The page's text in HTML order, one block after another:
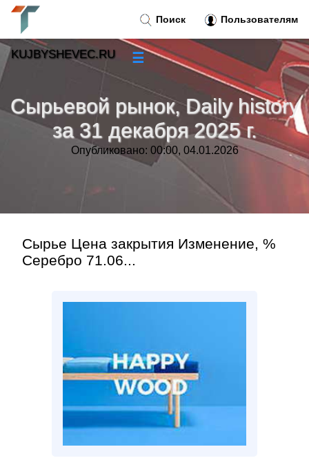
Сырьевой рынок, Daily history
за 31 декабря 2025 г.
Опубликовано: 00:00, 04.01.2026
Сырье Цена закрытия Изменение, %
Серебро 71.06...
Поиск Пользователям
KUJBYSHEVEC.RU ☰
»
Тренды новостей »
»
Контакт»